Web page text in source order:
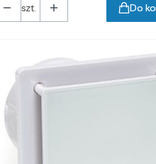
szt. Do